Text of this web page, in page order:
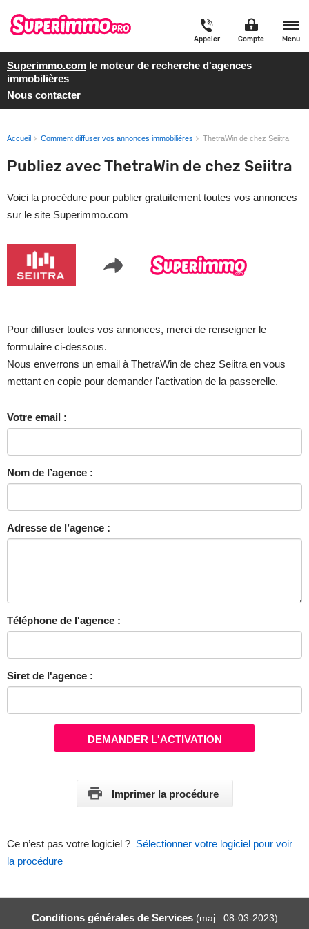
Appeler Compte Menu
Superimmo.com le moteur de recherche d'agences
immobilières
Nous contacter
Accueil Comment diffuser vos annonces immobilières ThetraWin de chez Seiitra
Publiez avec ThetraWin de chez Seiitra
Voici la procédure pour publier gratuitement toutes vos annonces
sur le site Superimmo.com
Pour diffuser toutes vos annonces, merci de renseigner le
formulaire ci-dessous.
Nous enverrons un email à ThetraWin de chez Seiitra en vous
mettant en copie pour demander l'activation de la passerelle.
Votre email :
Nom de l’agence :
Adresse de l’agence :
Téléphone de l'agence :
Siret de l'agence :
DEMANDER L'ACTIVATION
Imprimer la procédure
Ce n’est pas votre logiciel ? Sélectionner votre logiciel pour voir
la procédure
Conditions générales de Services(maj : 08-03-2023)